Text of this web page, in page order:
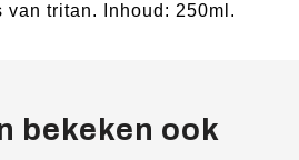
van tritan. Inhoud: 250ml.
bekeken ook